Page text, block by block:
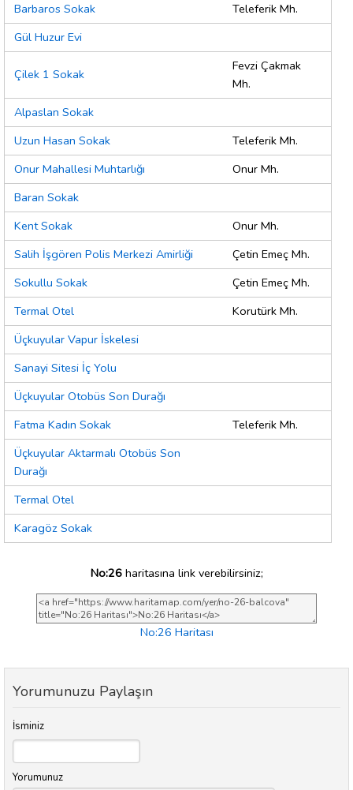
Barbaros Sokak
Teleferik Mh.
Gül Huzur Evi
Çilek 1 Sokak
Fevzi Çakmak
Mh.
Alpaslan Sokak
Uzun Hasan Sokak
Teleferik Mh.
Onur Mahallesi Muhtarlığı
Onur Mh.
Baran Sokak
Kent Sokak
Onur Mh.
Salih İşgören Polis Merkezi Amirliği
Çetin Emeç Mh.
Sokullu Sokak
Çetin Emeç Mh.
Termal Otel
Korutürk Mh.
Üçkuyular Vapur İskelesi
Sanayi Sitesi İç Yolu
Üçkuyular Otobüs Son Durağı
Fatma Kadın Sokak
Teleferik Mh.
Üçkuyular Aktarmalı Otobüs Son
Durağı
Termal Otel
Karagöz Sokak
No:26haritasına link verebilirsiniz;
No:26 Haritası
Yorumunuzu Paylaşın
İsminiz
Yorumunuz